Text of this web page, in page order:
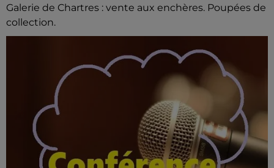
Galerie de Chartres : vente aux enchères. Poupées de
collection.